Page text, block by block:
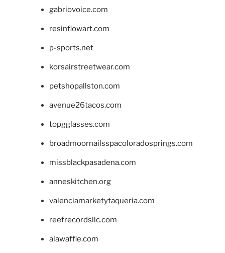
gabriovoice.com
resinflowart.com
p-sports.net
korsairstreetwear.com
petshopallston.com
avenue26tacos.com
topgglasses.com
broadmoornailsspacoloradosprings.com
missblackpasadena.com
anneskitchen.org
valenciamarketytaqueria.com
reefrecordsllc.com
alawaffle.com